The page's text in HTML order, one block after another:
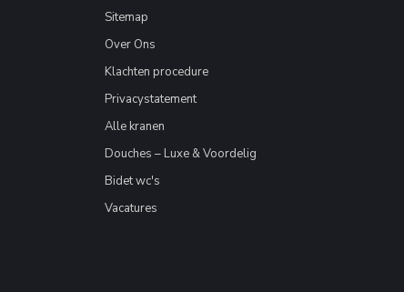
Sitemap
Over Ons
Klachten procedure
Privacystatement
Alle kranen
Douches – Luxe & Voordelig
Bidet wc's
Vacatures